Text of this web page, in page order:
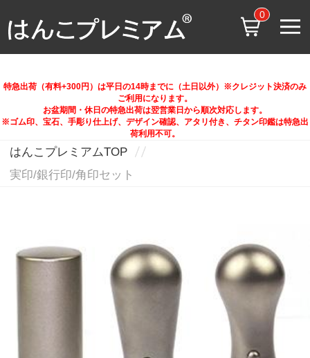
0
特急出荷（有料+300円）は平日の14時までに（土日以外）※クレジット決済のみ
ご利用になります。
お盆期間・休日の特急出荷は翌営業日から順次対応します。
※ゴム印、宝石、手彫り仕上げ、デザイン確認、アタリ付き、チタン印鑑は特急出
荷利用不可。
はんこプレミアムTOP
実印/銀行印/角印セット